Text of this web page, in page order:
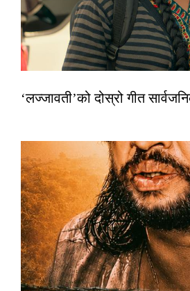
‘लज्जावती’को दोस्रो गीत